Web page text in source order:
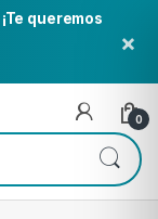
¡Te queremos
×
0